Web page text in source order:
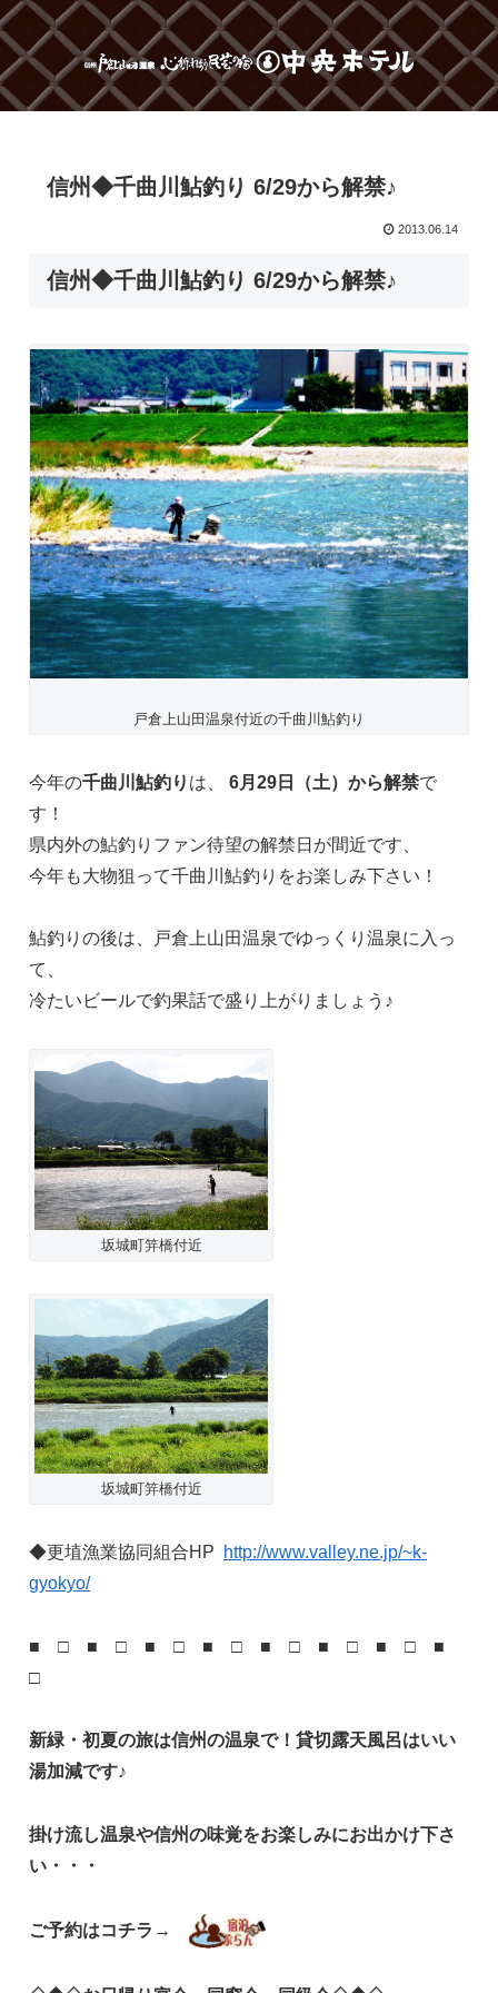
信州◆千曲川鮎釣り 6/29から解禁♪
2013.06.14
信州◆千曲川鮎釣り 6/29から解禁♪
戸倉上山田温泉付近の千曲川鮎釣り
今年の千曲川鮎釣り は、 6月29日（土）から解禁で
す！
県内外の鮎釣りファン待望の解禁日が間近です、
今年も大物狙って千曲川鮎釣りをお楽しみ下さい！
鮎釣りの後は、戸倉上山田温泉でゆっくり温泉に入っ
て、
冷たいビールで釣果話で盛り上がりましょう♪
坂城町笄橋付近
坂城町笄橋付近
◆更埴漁業協同組合HP
http://www.valley.ne.jp/~k-
gyokyo/
■ □ ■ □ ■ □ ■ □ ■ □ ■ □ ■ □ ■
□
新緑・初夏の旅は信州の温泉で！貸切露天風呂はいい
湯加減です♪
掛け流し温泉や信州の味覚をお楽しみにお出かけ下さ
い・・・
ご予約はコチラ→